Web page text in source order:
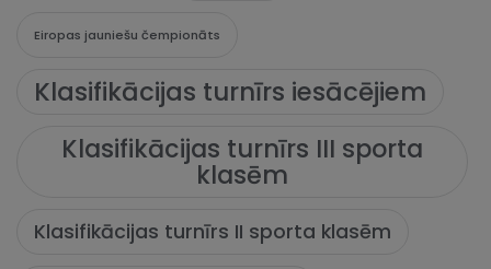
Eiropas jauniešu čempionāts
Klasifikācijas turnīrs iesācējiem
Klasifikācijas turnīrs III sporta
klasēm
Klasifikācijas turnīrs II sporta klasēm